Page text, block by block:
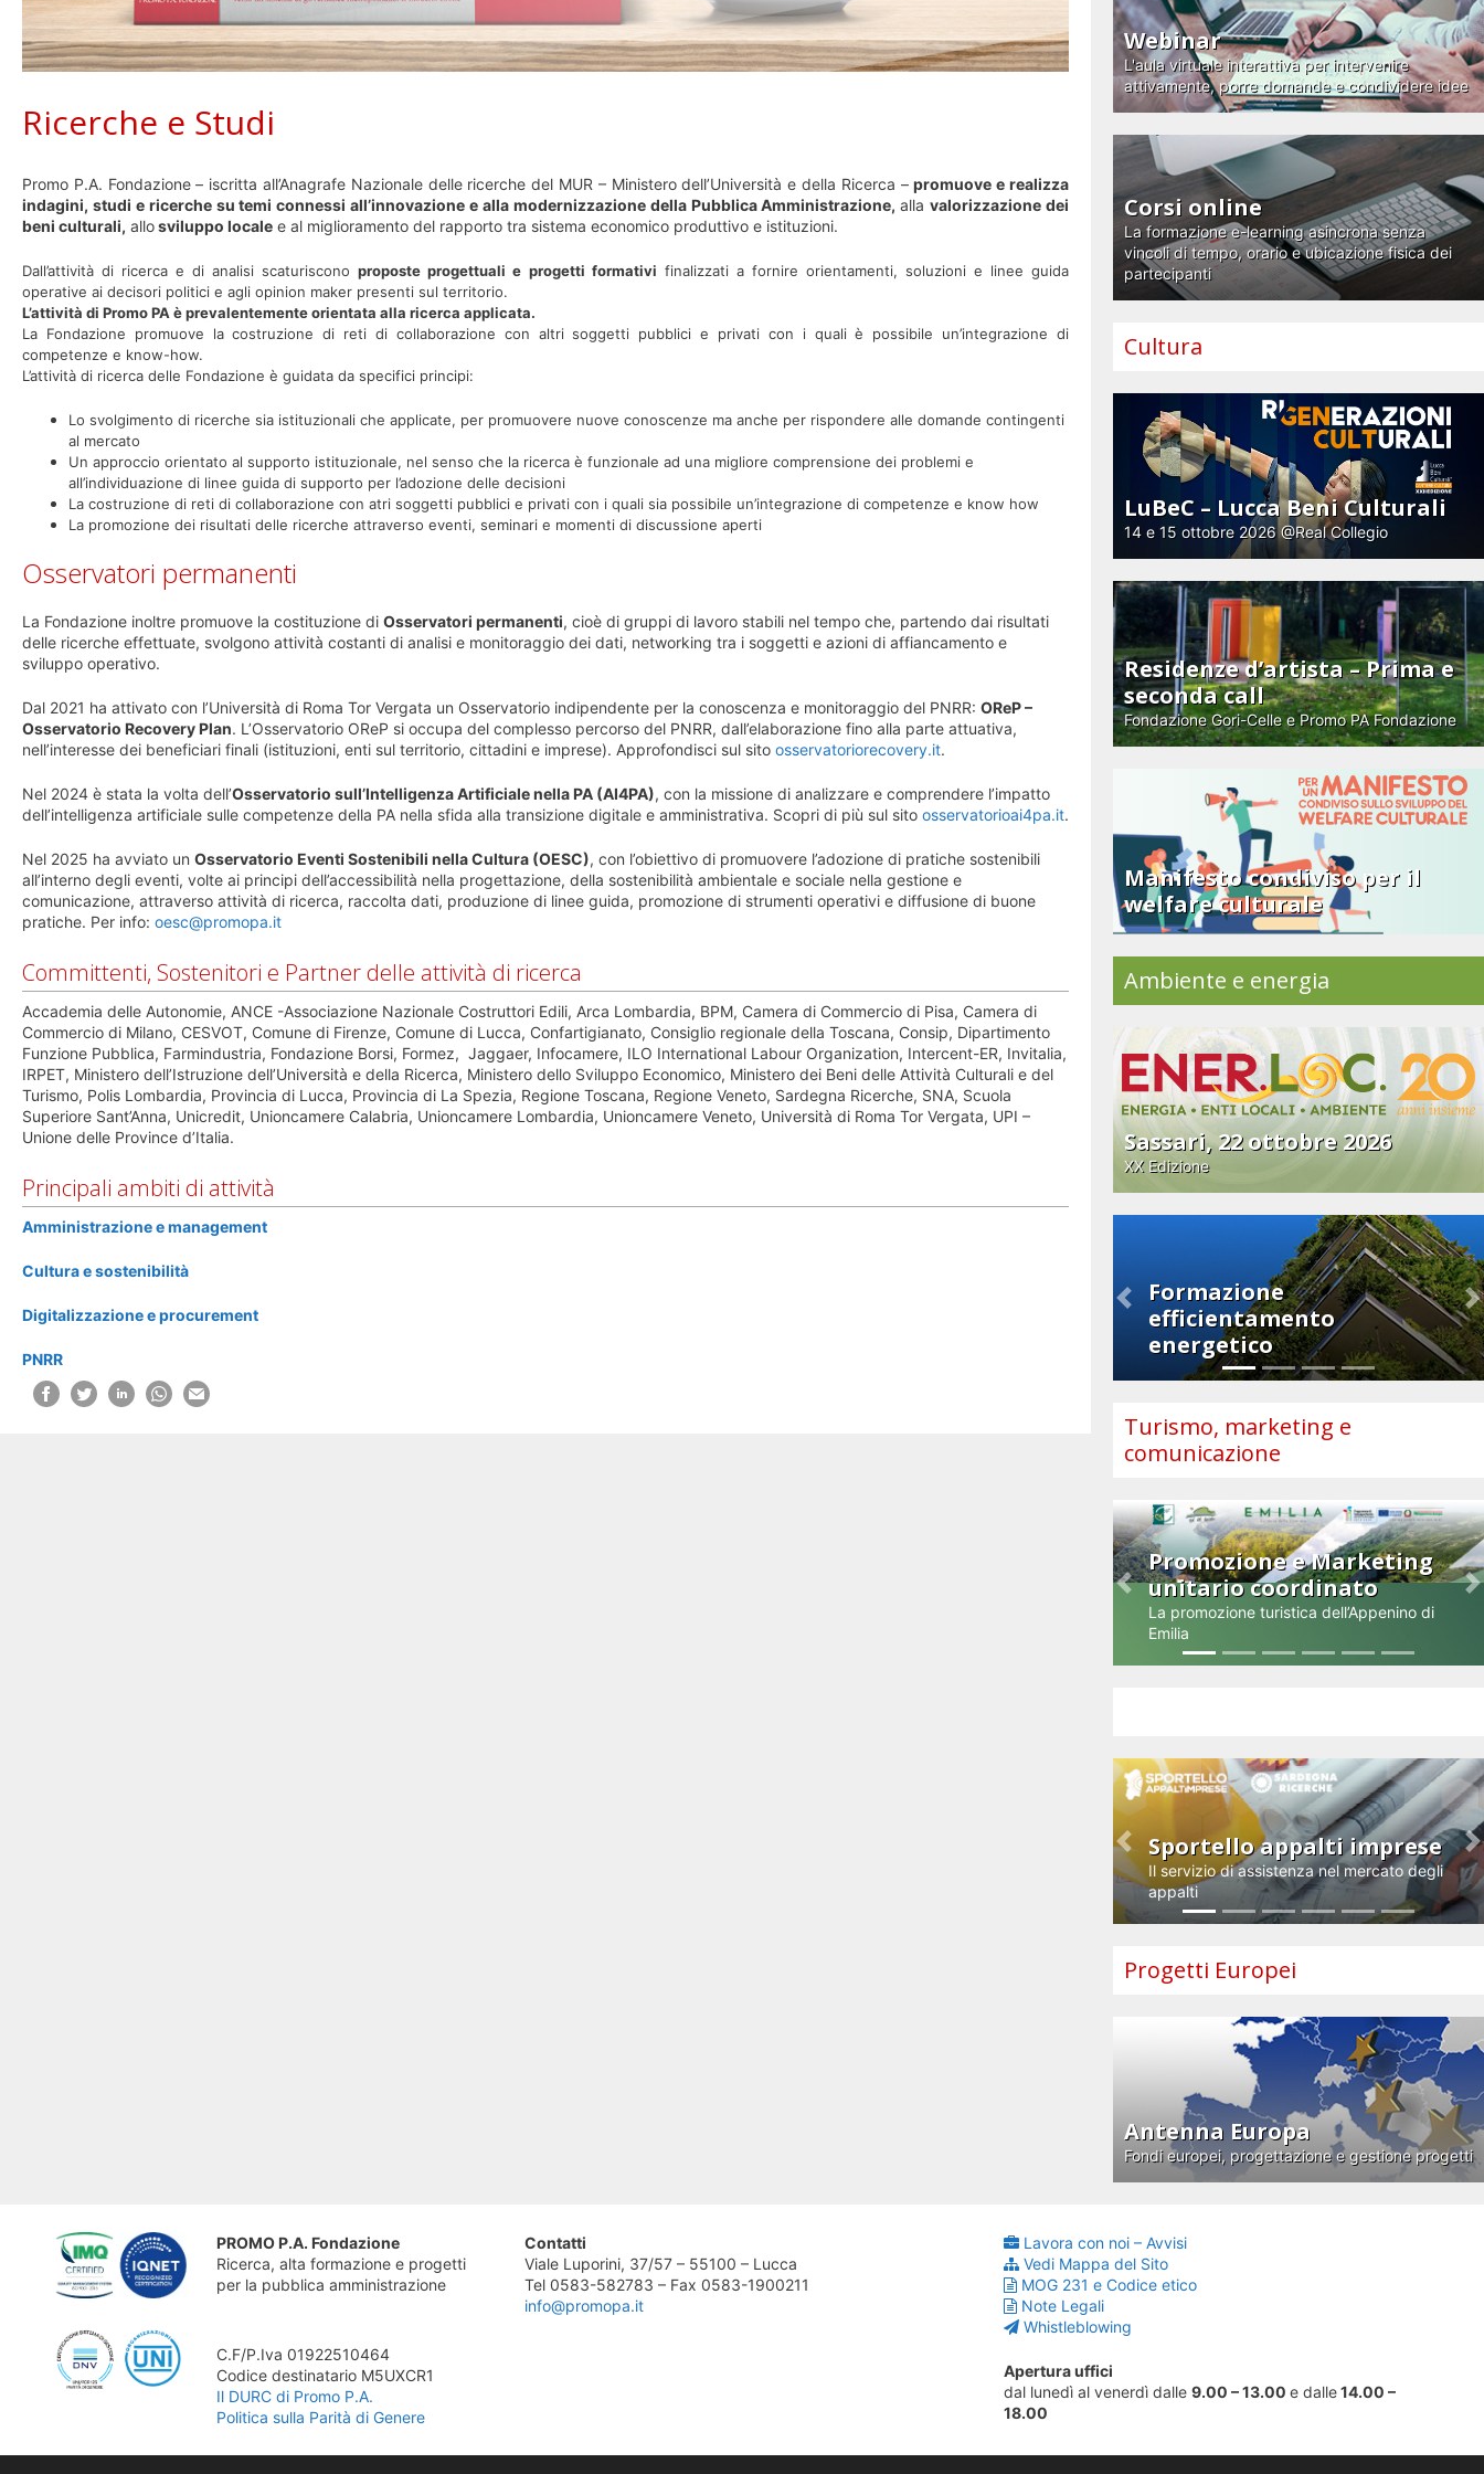
Ricerche e Studi
Promo P.A. Fondazione – iscritta all’Anagrafe Nazionale delle ricerche del MUR – Ministero dell’Università e della Ricerca –promuove e realizza
indagini, studi e ricerche su temi connessi all’innovazione e alla modernizzazione della Pubblica Amministrazione,allavalorizzazione dei
beni culturali, allosviluppo locale e al miglioramento del rapporto tra sistema economico produttivo e istituzioni.
Dall’attività di ricerca e di analisi scaturisconoproposte progettuali e progetti formativi finalizzati a fornire orientamenti, soluzioni e linee guida
operative ai decisori politici e agli opinion maker presenti sul territorio.
L’attività di Promo PA è prevalentemente orientata alla ricerca applicata.
La Fondazione promuove la costruzione di reti di collaborazione con altri soggetti pubblici e privati con i quali è possibile un’integrazione di
competenze e know-how.
L’attività di ricerca delle Fondazione è guidata da specifici principi:
Lo svolgimento di ricerche sia istituzionali che applicate, per promuovere nuove conoscenze ma anche per rispondere alle domande contingenti
al mercato
Un approccio orientato al supporto istituzionale, nel senso che la ricerca è funzionale ad una migliore comprensione dei problemi e
all’individuazione di linee guida di supporto per l’adozione delle decisioni
La costruzione di reti di collaborazione con atri soggetti pubblici e privati con i quali sia possibile un’integrazione di competenze e know how
La promozione dei risultati delle ricerche attraverso eventi, seminari e momenti di discussione aperti
Osservatori permanenti
La Fondazione inoltre promuove la costituzione di Osservatori permanenti, cioè di gruppi di lavoro stabili nel tempo che, partendo dai risultati
delle ricerche effettuate, svolgono attività costanti di analisi e monitoraggio dei dati, networking tra i soggetti e azioni di affiancamento e
sviluppo operativo.
Dal 2021 ha attivato con l’Università di Roma Tor Vergata un Osservatorio indipendente per la conoscenza e monitoraggio del PNRR: OReP –
Osservatorio Recovery Plan. L’Osservatorio OReP si occupa del complesso percorso del PNRR, dall’elaborazione fino alla parte attuativa,
nell’interesse dei beneficiari finali (istituzioni, enti sul territorio, cittadini e imprese). Approfondisci sul sito osservatoriorecovery.it.
Nel 2024 è stata la volta dell’Osservatorio sull’Intelligenza Artificiale nella PA (AI4PA), con la missione di analizzare e comprendere l’impatto
dell’intelligenza artificiale sulle competenze della PA nella sfida alla transizione digitale e amministrativa. Scopri di più sul sito osservatorioai4pa.it.
Nel 2025 ha avviato un Osservatorio Eventi Sostenibili nella Cultura (OESC), con l’obiettivo di promuovere l’adozione di pratiche sostenibili
all’interno degli eventi, volte ai principi dell’accessibilità nella progettazione, della sostenibilità ambientale e sociale nella gestione e
comunicazione, attraverso attività di ricerca, raccolta dati, produzione di linee guida, promozione di strumenti operativi e diffusione di buone
pratiche. Per info: oesc@promopa.it
Committenti, Sostenitori e Partner delle attività di ricerca
Accademia delle Autonomie, ANCE -Associazione Nazionale Costruttori Edili, Arca Lombardia, BPM, Camera di Commercio di Pisa, Camera di
Commercio di Milano, CESVOT, Comune di Firenze, Comune di Lucca, Confartigianato, Consiglio regionale della Toscana, Consip, Dipartimento
Funzione Pubblica, Farmindustria, Fondazione Borsi, Formez, Jaggaer, Infocamere, ILO International Labour Organization, Intercent-ER, Invitalia,
IRPET, Ministero dell’Istruzione dell’Università e della Ricerca, Ministero dello Sviluppo Economico, Ministero dei Beni delle Attività Culturali e del
Turismo, Polis Lombardia, Provincia di Lucca, Provincia di La Spezia, Regione Toscana, Regione Veneto, Sardegna Ricerche, SNA, Scuola
Superiore Sant’Anna, Unicredit, Unioncamere Calabria, Unioncamere Lombardia, Unioncamere Veneto, Università di Roma Tor Vergata, UPI –
Unione delle Province d’Italia.
Principali ambiti di attività
Amministrazione e management
Cultura e sostenibilità
Digitalizzazione e procurement
PNRR
Webinar
L'aula virtuale interattiva per intervenire
attivamente, porre domande e condividere idee
Corsi online
La formazione e-learning asincrona senza
vincoli di tempo, orario e ubicazione fisica dei
partecipanti
Cultura
LuBeC – Lucca Beni Culturali
14 e 15 ottobre 2026 @Real Collegio
Residenze d’artista – Prima e
seconda call
Fondazione Gori-Celle e Promo PA Fondazione
Manifesto condiviso per il
welfare culturale
Ambiente e energia
Sassari, 22 ottobre 2026
XX Edizione
Formazione
efficientamento
energetico
Previous
Turismo, marketing e
comunicazione
Promozione e Marketing
unitario coordinato
La promozione turistica dell’Appenino di
Emilia
Previous
Sportello appalti imprese
Il servizio di assistenza nel mercato degli
appalti
Previous
Progetti Europei
Antenna Europa
Fondi europei, progettazione e gestione progetti
PROMO P.A. Fondazione
Ricerca, alta formazione e progetti
per la pubblica amministrazione
C.F/P.Iva 01922510464
Codice destinatario M5UXCR1
Il DURC di Promo P.A.
Politica sulla Parità di Genere
Contatti
Viale Luporini, 37/57 – 55100 – Lucca
Tel 0583-582783 – Fax 0583-1900211
info@promopa.it
Lavora con noi – Avvisi
Vedi Mappa del Sito
MOG 231 e Codice etico
Note Legali
Whistleblowing
Apertura uffici
dal lunedì al venerdì dalle9.00 – 13.00e dalle14.00 –
18.00